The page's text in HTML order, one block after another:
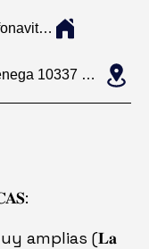
Hipotecario y de
C. Hacienda la Cienega 10337 Hacienda San Jacinto 5HH Col. Hacienda Casa Grande
amplias (𝐋𝐚